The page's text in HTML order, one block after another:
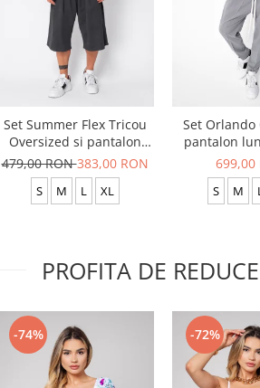
Set Summer Flex Tricou
Oversized si pantalon
scurt Baggy Grey
Anthracite
479,00 RON383,00 RON
S M L XL
Set Orlando
pantalon
699,00
S M
PROFITA DE
-74% -72%